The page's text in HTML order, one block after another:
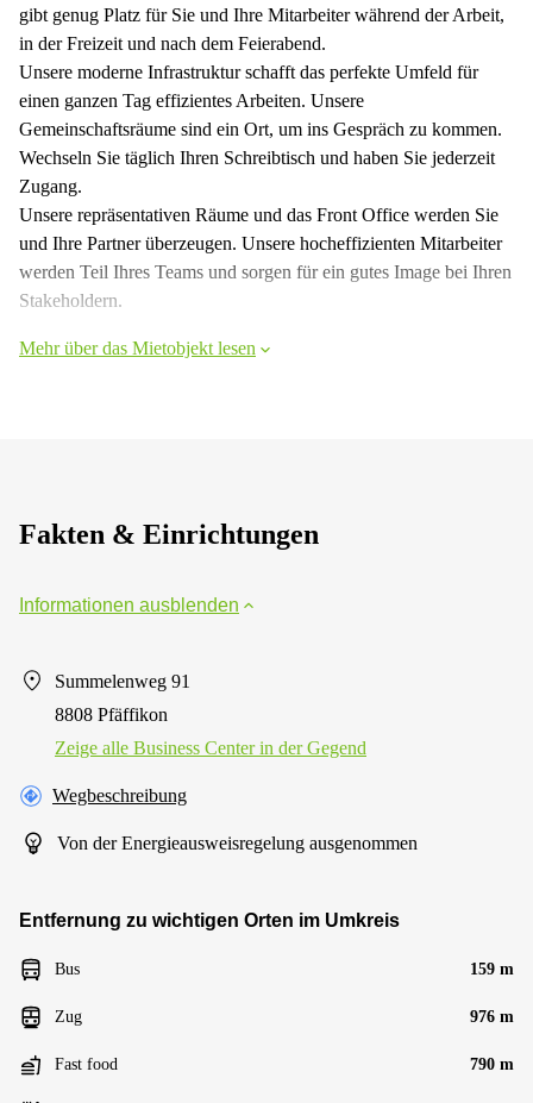
gibt genug Platz für Sie und Ihre Mitarbeiter während der Arbeit,
in der Freizeit und nach dem Feierabend.
Unsere moderne Infrastruktur schafft das perfekte Umfeld für
einen ganzen Tag effizientes Arbeiten. Unsere
Gemeinschaftsräume sind ein Ort, um ins Gespräch zu kommen.
Wechseln Sie täglich Ihren Schreibtisch und haben Sie jederzeit
Zugang.
Unsere repräsentativen Räume und das Front Office werden Sie
und Ihre Partner überzeugen. Unsere hocheffizienten Mitarbeiter
werden Teil Ihres Teams und sorgen für ein gutes Image bei Ihren
Stakeholdern.
Mehr über das Mietobjekt lesen
Fakten & Einrichtungen
Informationen ausblenden
Summelenweg 91
8808 Pfäffikon
Zeige alle Business Center in der Gegend
Wegbeschreibung
Von der Energieausweisregelung ausgenommen
Entfernung zu wichtigen Orten im Umkreis
Bus 159 m
Zug 976 m
Fast food 790 m